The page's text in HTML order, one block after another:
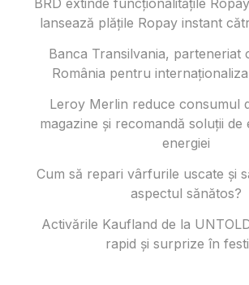
lansează plățile Ropay instant
Banca Transilvania, parteneriat
România pentru
Leroy Merlin reduce consumul
magazine și recomandă soluții de
energiei
Cum să repari vârfurile uscate și
aspectul sănătos?
Activările Kaufland de la
rapid și surprize în